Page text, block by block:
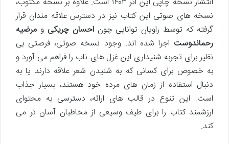
نسخه های صوتی این کتاب نیز در دسترس علاقه مندان قرار
گرفته که توسط راویان توانایی چوناحسان چریکی و مرضیه
رحماندوست اجرا شده اند. وجود نسخه صوتی، فرصتی بی
نظیر برای تجربه شنیداری این غزل های ناب را فراهم می آورد و
به خصوص برای کسانی که به شنیدن شعر علاقه دارند یا به
دنبال استفاده از زمان های مرده خود هستند، بسیار جذاب
است. این تنوع در قالب های ارائه، دسترسی به محتوای
ارزشمند کتاب را برای طیف وسیعی از مخاطبان آسان تر می
کند.